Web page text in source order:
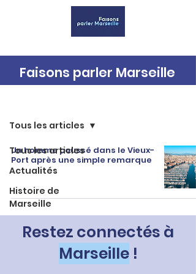
Faisons parler Marseille
Tous les articles
Actualités
Histoire de
Marseille
Tous les articles
Un homme poussé dans le Vieux-
Port après une simple remarque
Restez connectés à
Marseille!